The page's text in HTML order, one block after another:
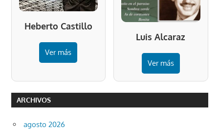
Heberto Castillo
Ver más
Luis Alcaraz
Ver más
ARCHIVOS
agosto 2026